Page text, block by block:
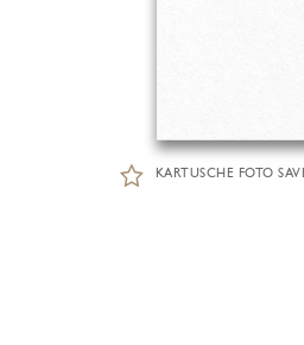
KARTUSCHE FOTO